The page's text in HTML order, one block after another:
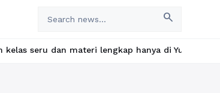
search
materi lengkap hanya di YukBelajar.com.